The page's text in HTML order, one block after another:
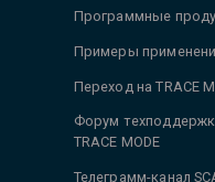
Программные
Примеры
Переход на TRACE
Форум
TRACE MODE
Телеграмм-канал